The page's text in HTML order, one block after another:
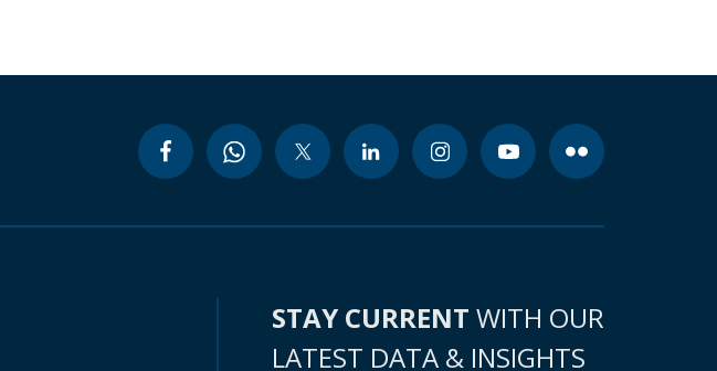
STAY CURRENT WITH OUR
LATEST DATA & INSIGHTS